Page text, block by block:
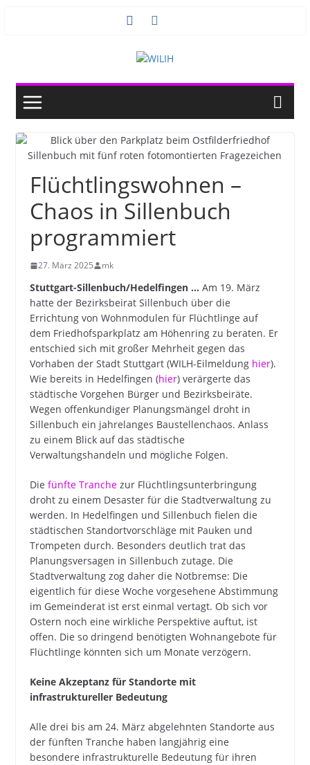
Flüchtlingswohnen –
Chaos in Sillenbuch
programmiert
27. März 2025 mk
Stuttgart-Sillenbuch/Hedelfingen … Am 19. März
hatte der Bezirksbeirat Sillenbuch über die
Errichtung von Wohnmodulen für Flüchtlinge auf
dem Friedhofsparkplatz am Höhenring zu beraten. Er
entschied sich mit großer Mehrheit gegen das
Vorhaben der Stadt Stuttgart (WILH-Eilmeldung hier).
Wie bereits in Hedelfingen (hier) verärgerte das
städtische Vorgehen Bürger und Bezirksbeiräte.
Wegen offenkundiger Planungsmängel droht in
Sillenbuch ein jahrelanges Baustellenchaos. Anlass
zu einem Blick auf das städtische
Verwaltungshandeln und mögliche Folgen.
Die fünfte Tranchezur Flüchtlingsunterbringung
droht zu einem Desaster für die Stadtverwaltung zu
werden. In Hedelfingen und Sillenbuch fielen die
städtischen Standortvorschläge mit Pauken und
Trompeten durch. Besonders deutlich trat das
Planungsversagen in Sillenbuch zutage. Die
Stadtverwaltung zog daher die Notbremse: Die
eigentlich für diese Woche vorgesehene Abstimmung
im Gemeinderat ist erst einmal vertagt. Ob sich vor
Ostern noch eine wirkliche Perspektive auftut, ist
offen. Die so dringend benötigten Wohnangebote für
Flüchtlinge könnten sich um Monate verzögern.
Keine Akzeptanz für Standorte mit
infrastruktureller Bedeutung
Alle drei bis am 24. März abgelehnten Standorte aus
der fünften Tranche haben langjährig eine
besondere infrastrukturelle Bedeutung für ihren